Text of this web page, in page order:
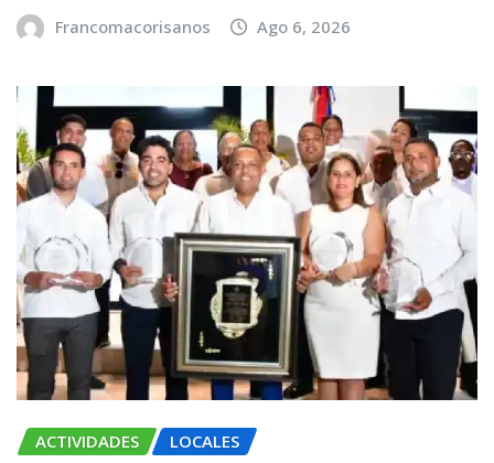
Francomacorisanos Ago 6, 2026
ACTIVIDADES LOCALES